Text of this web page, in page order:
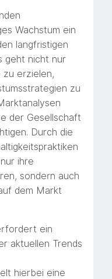
Wachstum ein
langfristigen
geht nicht nur
zu erzielen,
zu
der Gesellschaft
Durch die
ihre
sondern auch
dem Markt
ein
aktuellen Trends
hierbei eine